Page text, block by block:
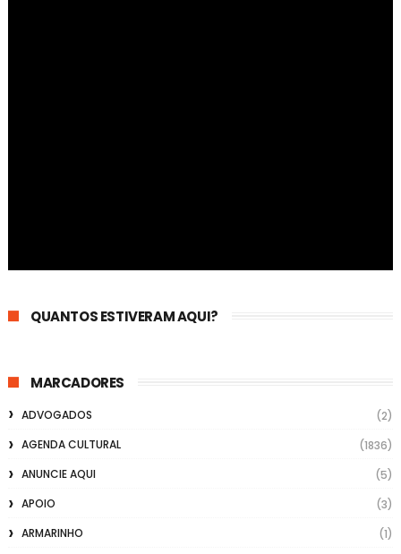
QUANTOS ESTIVERAM AQUI?
MARCADORES
ADVOGADOS
(2)
AGENDA CULTURAL
(1836)
ANUNCIE AQUI
(5)
APOIO
(3)
ARMARINHO
(1)